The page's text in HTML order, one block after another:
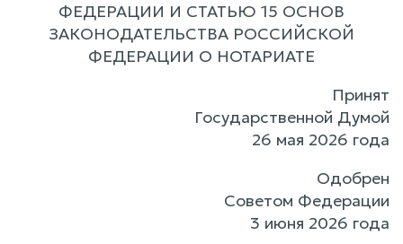
ФЕДЕРАЦИИ И СТАТЬЮ 15 ОСНОВ
ЗАКОНОДАТЕЛЬСТВА РОССИЙСКОЙ
ФЕДЕРАЦИИ О НОТАРИАТЕ
Принят
Государственной Думой
26 мая 2026 года
Одобрен
Советом Федерации
3 июня 2026 года